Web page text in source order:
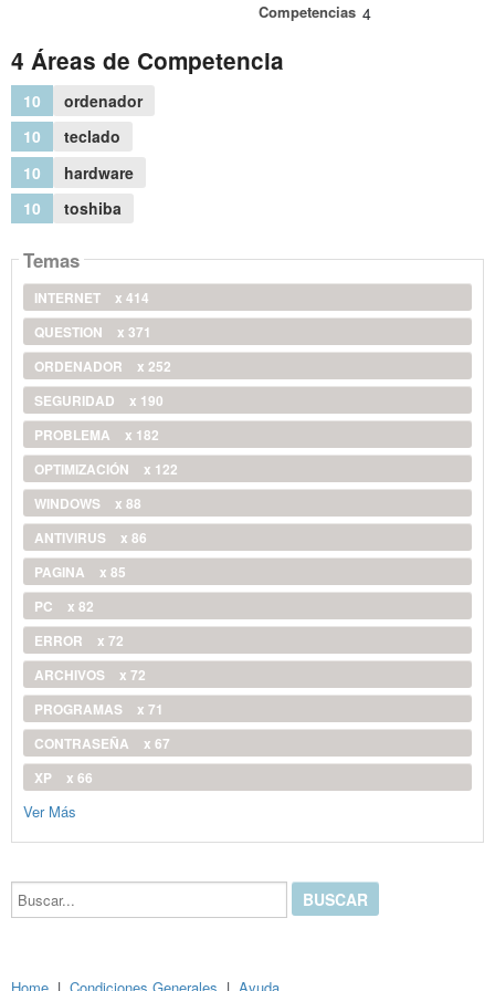
Competencias 4
4 Áreas de Competencia
10
ordenador
10
teclado
10
hardware
10
toshiba
Temas
INTERNET
x 414
QUESTION
x 371
ORDENADOR
x 252
SEGURIDAD
x 190
PROBLEMA
x 182
OPTIMIZACIÓN
x 122
WINDOWS
x 88
ANTIVIRUS
x 86
PAGINA
x 85
PC
x 82
ERROR
x 72
ARCHIVOS
x 72
PROGRAMAS
x 71
CONTRASEÑA
x 67
XP
x 66
Ver Más
Buscar...